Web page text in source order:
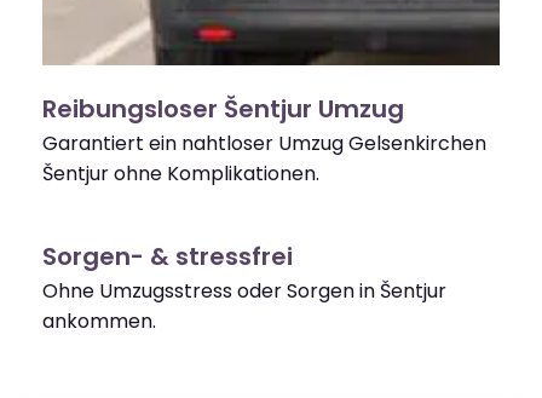
Reibungsloser Šentjur Umzug
Garantiert ein nahtloser Umzug Gelsenkirchen
Šentjur ohne Komplikationen.
Sorgen- & stressfrei
Ohne Umzugsstress oder Sorgen in Šentjur
ankommen.